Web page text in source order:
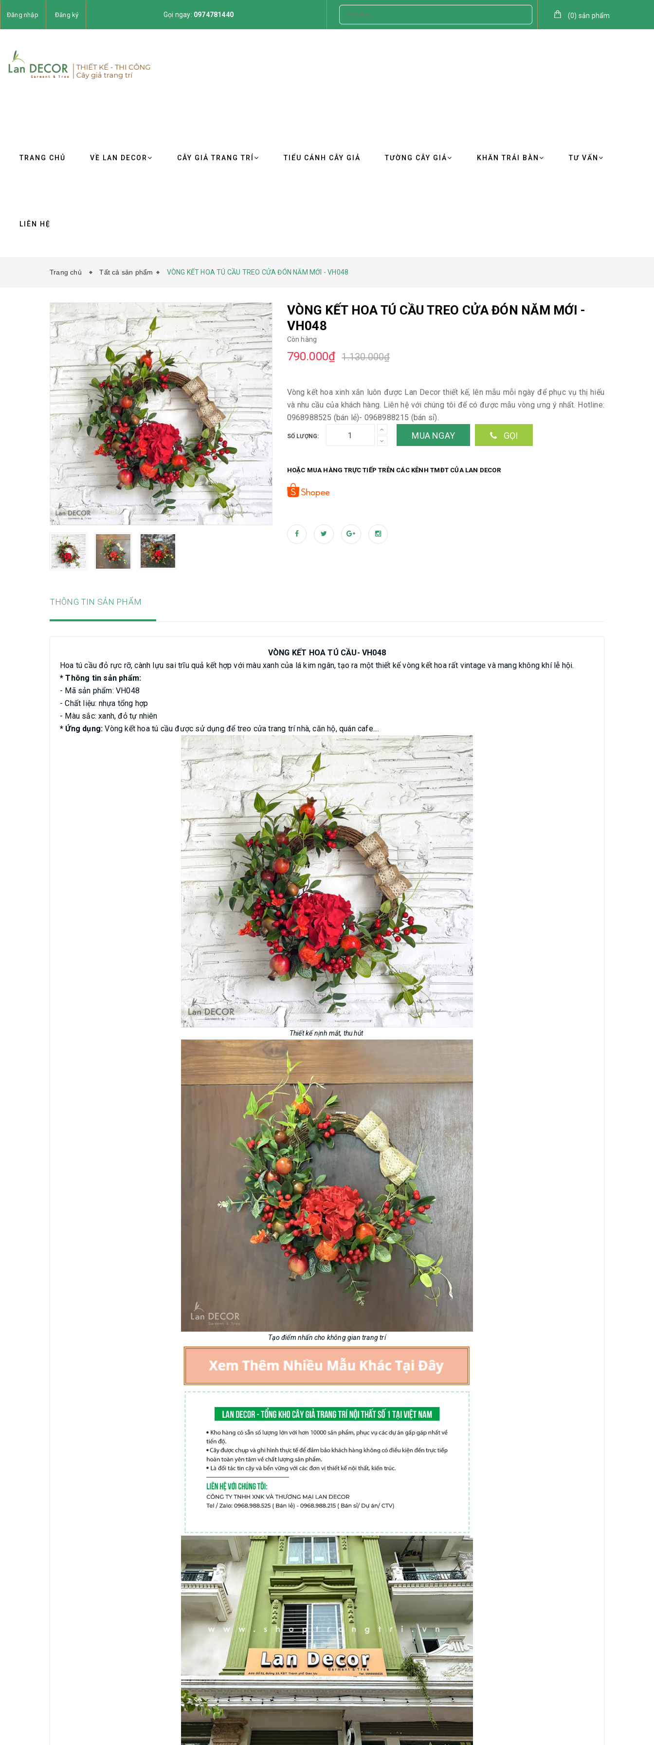
Đăng nhập Đăng ký Gọi ngay: 0974781440 (0) sản phẩm
TRANG CHỦ VỀ LAN DECOR CÂY GIẢ TRANG TRÍ TIỂU CẢNH CÂY GIẢ TƯỜNG CÂY GIẢ KHĂN TRẢI BÀN TƯ VẤN
LIÊN HỆ
Trang chủ Tất cả sản phẩm VÒNG KẾT HOA TÚ CẦU TREO CỬA ĐÓN NĂM MỚI - VH048
VÒNG KẾT HOA TÚ CẦU TREO CỬA ĐÓN NĂM MỚI -
VH048
Còn hàng
790.000₫ 1.130.000₫
Vòng kết hoa xinh xắn luôn được Lan Decor thiết kế, lên mẫu mỗi ngày để phục vụ thị hiếu
và nhu cầu của khách hàng. Liên hệ với chúng tôi để có được mẫu vòng ưng ý nhất. Hotline:
0968988525 (bán lẻ)- 0968988215 (bán sỉ).
SỐ LƯỢNG: MUA NGAY GỌI
HOẶC MUA HÀNG TRỰC TIẾP TRÊN CÁC KÊNH TMĐT CỦA LAN DECOR
THÔNG TIN SẢN PHẨM
VÒNG KẾT HOA TÚ CẦU- VH048
Hoa tú cầu đỏ rực rỡ, cành lựu sai trĩu quả kết hợp với màu xanh của lá kim ngân, tạo ra một thiết kế vòng kết hoa rất vintage và mang không khí lễ hội.
* Thông tin sản phẩm:
- Mã sản phẩm: VH048
- Chất liệu: nhựa tổng hợp
- Màu sắc: xanh, đỏ tự nhiên
* Ứng dụng: Vòng kết hoa tú cầu được sử dụng để treo cửa trang trí nhà, căn hộ, quán cafe....
Thiết kế nịnh mắt, thu hút
Tạo điểm nhấn cho không gian trang trí